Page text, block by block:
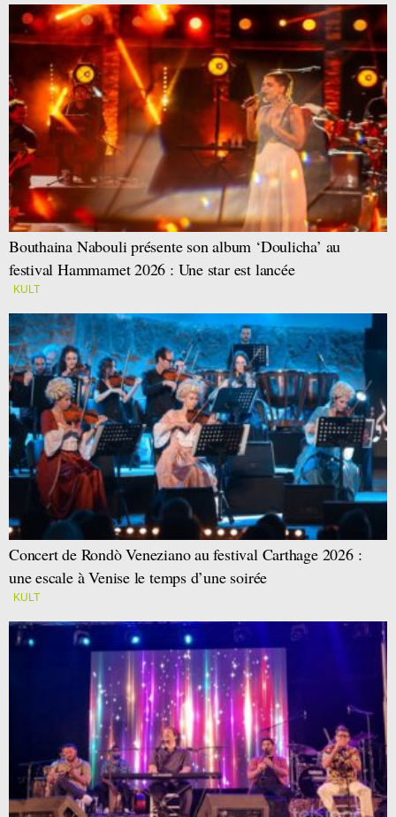
Bouthaina Nabouli présente son album ‘Doulicha’ au
festival Hammamet 2026 : Une star est lancée
KULT
Concert de Rondò Veneziano au festival Carthage 2026 :
une escale à Venise le temps d’une soirée
KULT